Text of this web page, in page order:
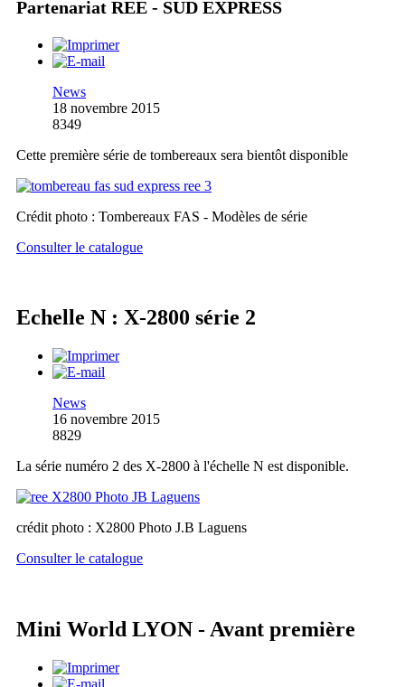
Partenariat REE - SUD EXPRESS
News
18 novembre 2015
8349
Cette première série de tombereaux sera bientôt disponible
Crédit photo : Tombereaux FAS - Modèles de série
Consulter le catalogue
Echelle N : X-2800 série 2
News
16 novembre 2015
8829
La série numéro 2 des X-2800 à l'échelle N est disponible.
crédit photo : X2800 Photo J.B Laguens
Consulter le catalogue
Mini World LYON - Avant première